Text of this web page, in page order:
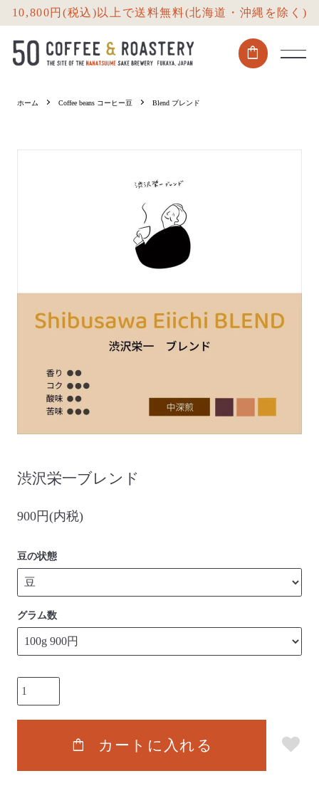
10,800円(税込)以上で送料無料(北海道・沖縄を除く)
shopping_bag
ホーム Coffee beans コーヒー豆 Blend ブレンド
渋沢栄一ブレンド
900円(内税)
豆の状態
グラム数
shopping_bag カートに入れる